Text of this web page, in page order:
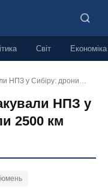
Світ Економіка
НПЗ у Сибіру: дрони…
НПЗ у
2500 км